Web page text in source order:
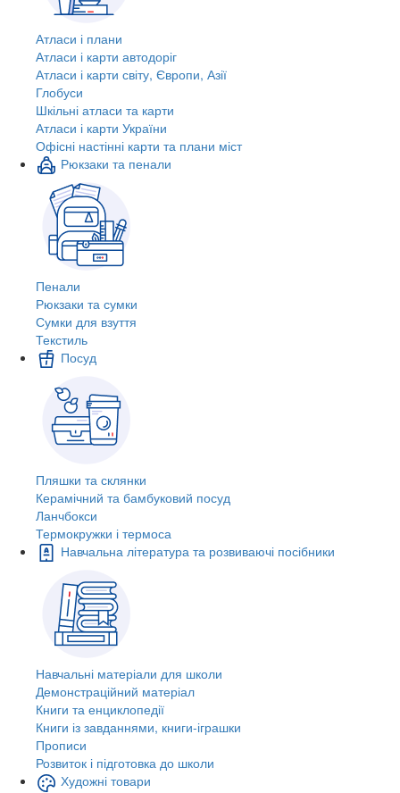
Атласи і плани
Атласи і карти автодоріг
Атласи і карти світу, Європи, Азії
Глобуси
Шкільні атласи та карти
Атласи і карти України
Офісні настінні карти та плани міст
Рюкзаки та пенали
Пенали
Рюкзаки та сумки
Сумки для взуття
Текстиль
Посуд
Пляшки та склянки
Керамічний та бамбуковий посуд
Ланчбокси
Термокружки і термоса
Навчальна література та розвиваючі посібники
Навчальні матеріали для школи
Демонстраційний матеріал
Книги та енциклопедії
Книги із завданнями, книги-іграшки
Прописи
Розвиток і підготовка до школи
Художні товари